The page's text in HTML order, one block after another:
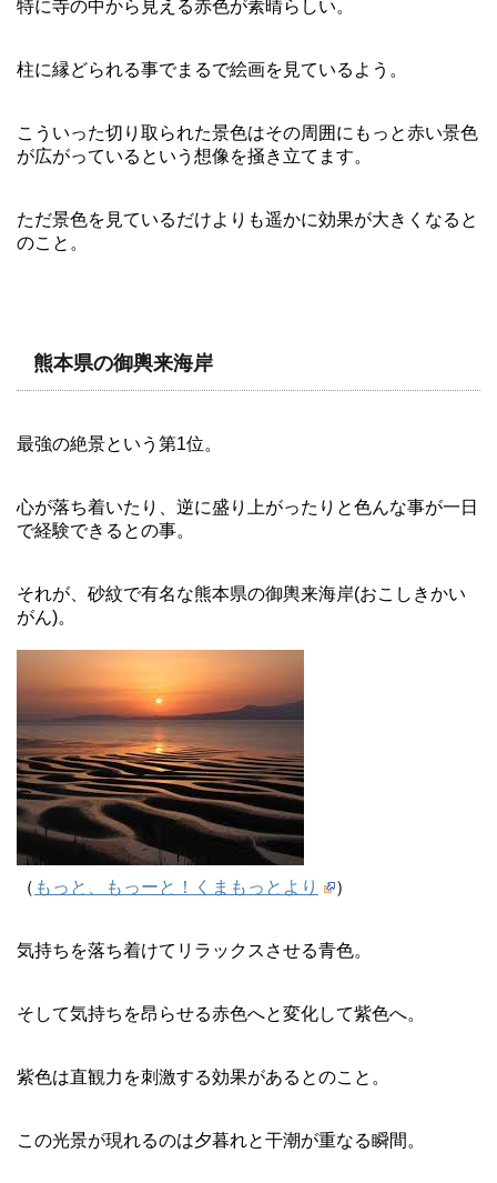
特に寺の中から見える赤色が素晴らしい。
柱に縁どられる事でまるで絵画を見ているよう。
こういった切り取られた景色はその周囲にもっと赤い景色
が広がっているという想像を掻き立てます。
ただ景色を見ているだけよりも遥かに効果が大きくなると
のこと。
熊本県の御輿来海岸
最強の絶景という第1位。
心が落ち着いたり、逆に盛り上がったりと色んな事が一日
で経験できるとの事。
それが、砂紋で有名な熊本県の御輿来海岸(おこしきかい
がん)。
（ もっと、もっーと！くまもっとより ）
気持ちを落ち着けてリラックスさせる青色。
そして気持ちを昂らせる赤色へと変化して紫色へ。
紫色は直観力を刺激する効果があるとのこと。
この光景が現れるのは夕暮れと干潮が重なる瞬間。